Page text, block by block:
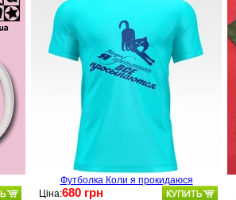
Футболка Коли я прокидаюся
Ціна:680 грн